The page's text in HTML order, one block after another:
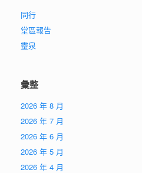
同行
堂區報告
靈泉
彙整
2026 年 8 月
2026 年 7 月
2026 年 6 月
2026 年 5 月
2026 年 4 月